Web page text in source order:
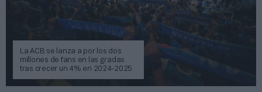
La ACB se lanza a por los dos
millones de fans en las gradas
tras crecer un 4% en 2024-2025